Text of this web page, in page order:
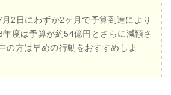
2日にわずか2ヶ月で予算到達により
度は予算が約54億円とさらに減額さ
の方は早めの行動をおすすめしま